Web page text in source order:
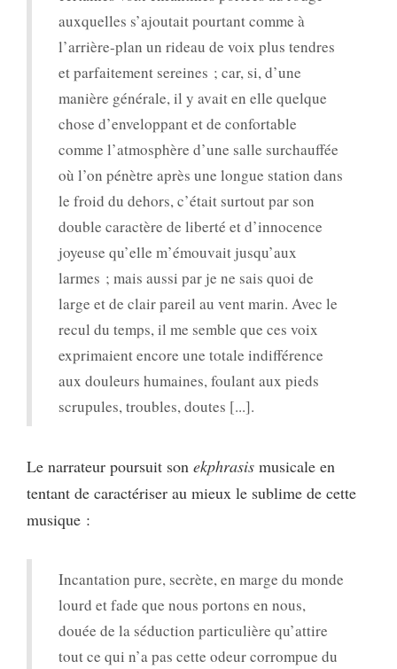
auxquelles s’ajoutait pourtant comme à
l’arrière-plan un rideau de voix plus tendres
et parfaitement sereines ; car, si, d’une
manière générale, il y avait en elle quelque
chose d’enveloppant et de confortable
comme l’atmosphère d’une salle surchauffée
où l’on pénètre après une longue station dans
le froid du dehors, c’était surtout par son
double caractère de liberté et d’innocence
joyeuse qu’elle m’émouvait jusqu’aux
larmes ; mais aussi par je ne sais quoi de
large et de clair pareil au vent marin. Avec le
recul du temps, il me semble que ces voix
exprimaient encore une totale indifférence
aux douleurs humaines, foulant aux pieds
scrupules, troubles, doutes [...].
Le narrateur poursuit son ekphrasis musicale en
tentant de caractériser au mieux le sublime de cette
musique :
Incantation pure, secrète, en marge du monde
lourd et fade que nous portons en nous,
douée de la séduction particulière qu’attire
tout ce qui n’a pas cette odeur corrompue du